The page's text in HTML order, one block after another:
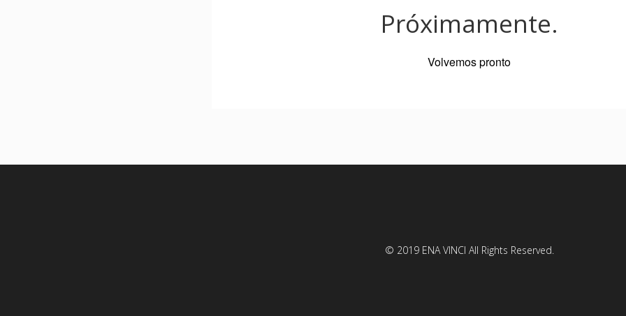
Próximamente.
Volvemos pronto
© 2019 ENA VINCI All Rights Reserved.